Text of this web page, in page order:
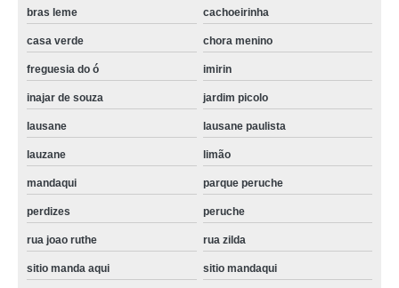
telefone de assistencia tecnica refrigerador com problema Barra Funda
contato de assistencia tecnica de refrigerador Vila Barreto
assistencia tecnica refrigerador com defeito Centro de São Paulo
bras leme cachoeirinha
casa verde chora menino
freguesia do ó imirin
inajar de souza jardim picolo
lausane lausane paulista
lauzane limão
mandaqui parque peruche
perdizes peruche
rua joao ruthe rua zilda
sitio manda aqui sitio mandaqui